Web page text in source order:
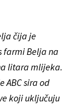
čija je
farmi Belja na
litara mlijeka.
ABC sira od
koji uključuju